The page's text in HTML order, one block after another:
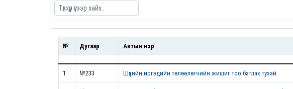
№ Дугаар Актын нэр
1 №233 Шүүхийн иргэдийн төлөөлөгчийн жишиг тоо батлах тухай